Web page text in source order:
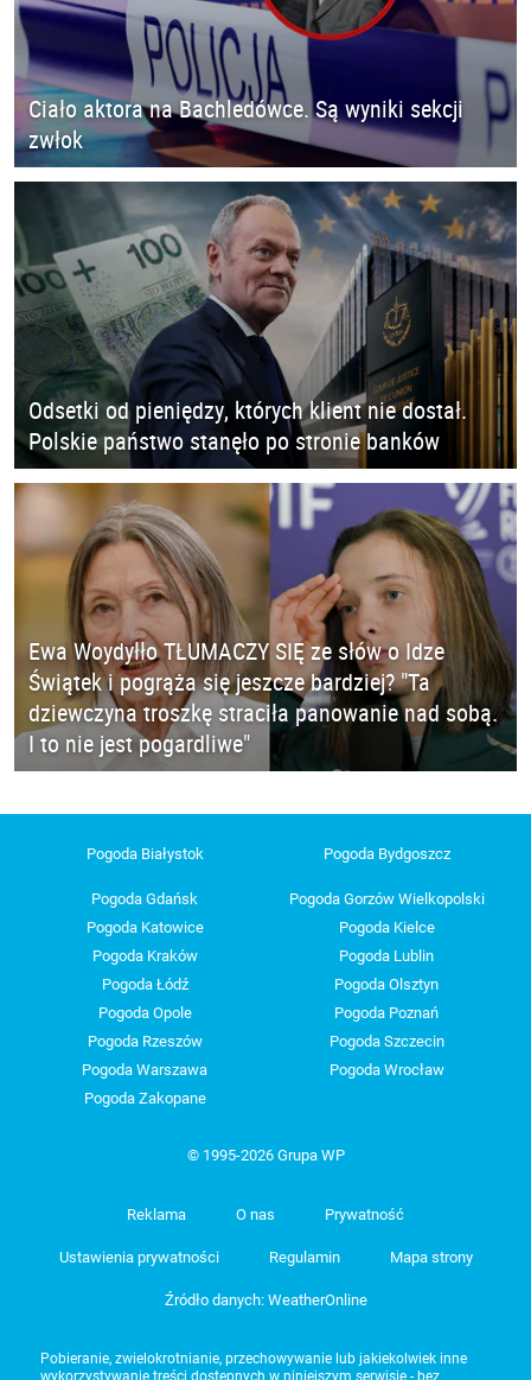
Ciało aktora na Bachledówce. Są wyniki sekcji
zwłok
Odsetki od pieniędzy, których klient nie dostał.
Polskie państwo stanęło po stronie banków
Ewa Woydyłło TŁUMACZY SIĘ ze słów o Idze
Świątek i pogrąża się jeszcze bardziej? "Ta
dziewczyna troszkę straciła panowanie nad sobą.
I to nie jest pogardliwe"
Pogoda Białystok Pogoda Bydgoszcz
Pogoda Gdańsk
Pogoda Gorzów Wielkopolski
Pogoda Katowice
Pogoda Kielce
Pogoda Kraków
Pogoda Lublin
Pogoda Łódź
Pogoda Olsztyn
Pogoda Opole
Pogoda Poznań
Pogoda Rzeszów
Pogoda Szczecin
Pogoda Warszawa
Pogoda Wrocław
Pogoda Zakopane
© 1995-2026 Grupa WP
Reklama O nas Prywatność
Ustawienia prywatności Regulamin Mapa strony
Źródło danych: WeatherOnline
Pobieranie, zwielokrotnianie, przechowywanie lub jakiekolwiek inne
wykorzystywanie treści dostępnych w niniejszym serwisie - bez